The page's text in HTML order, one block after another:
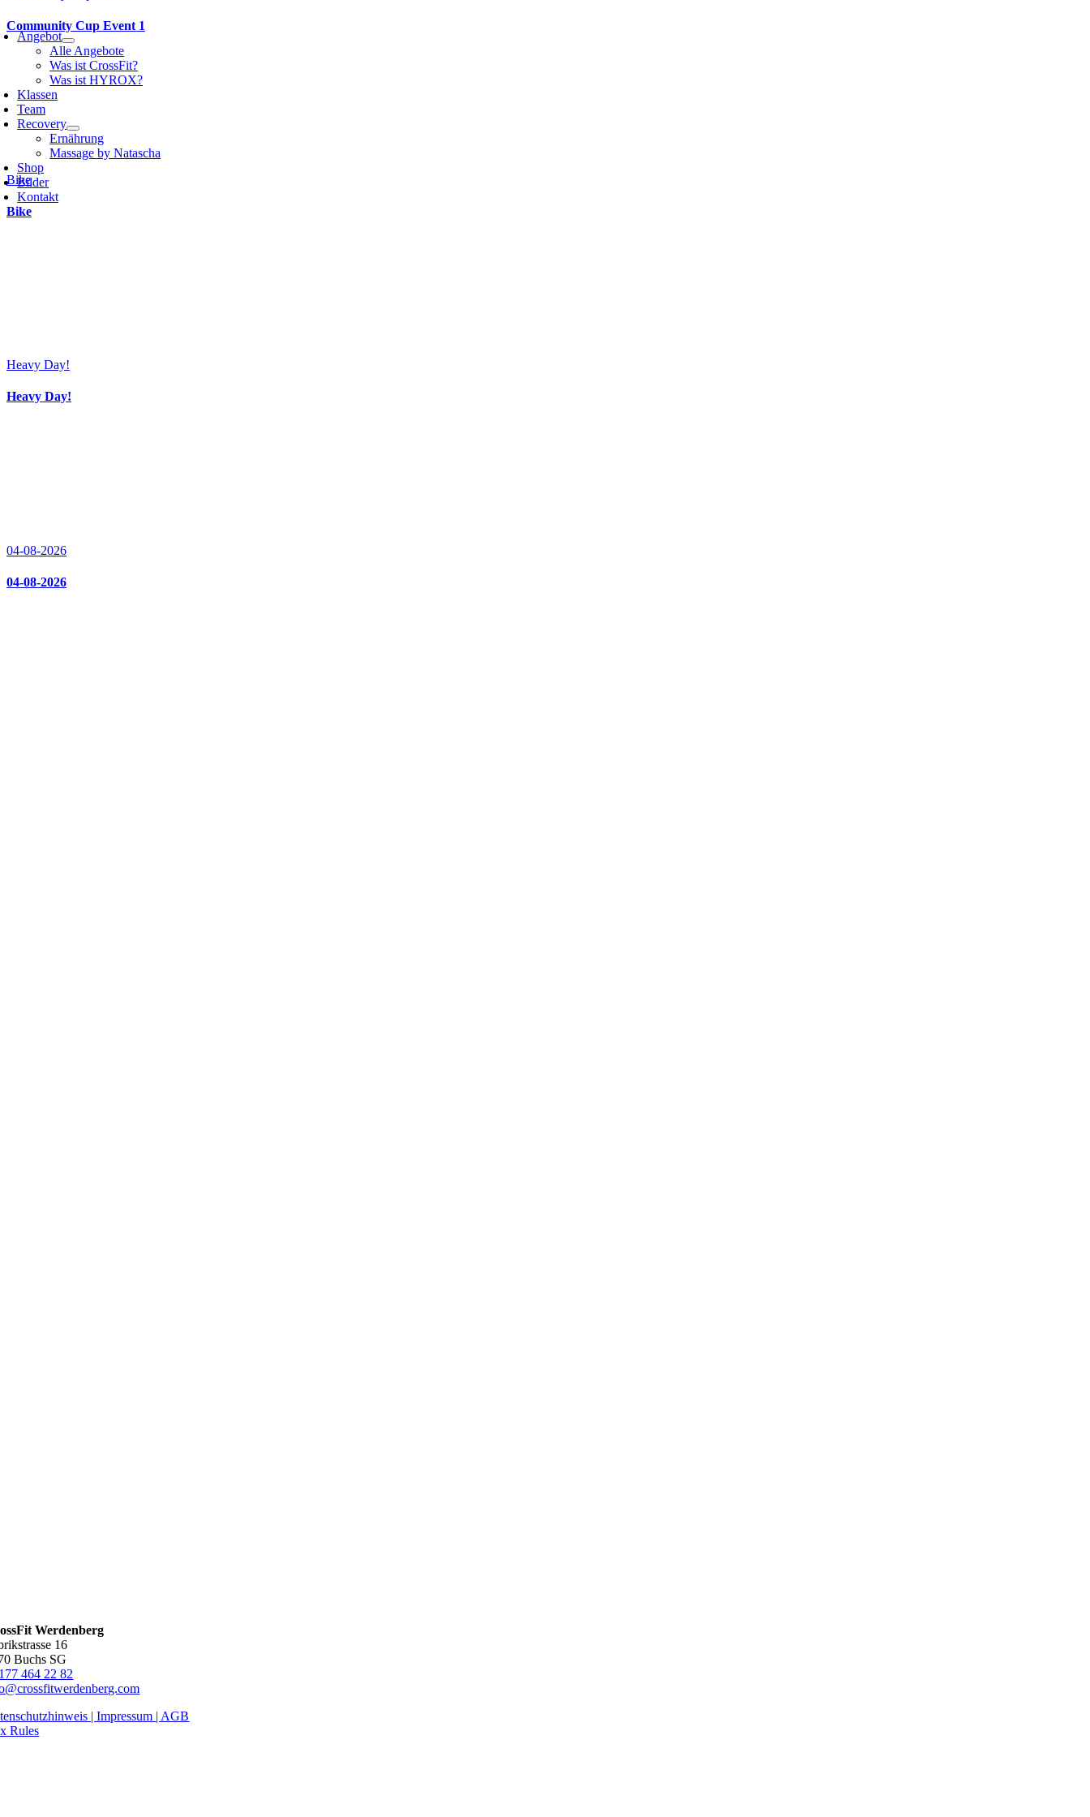
Angebot
Alle Angebote
Was ist CrossFit?
Was ist HYROX?
Klassen
Team
Recovery
Ernährung
Massage by Natascha
Shop
Bilder
Kontakt
Community Cup Event 1
Bike
Bike
Heavy Day!
Heavy Day!
04-08-2026
04-08-2026
Werdenberg
16
Buchs SG
464 22 82
| Impressum | AGB
Rules